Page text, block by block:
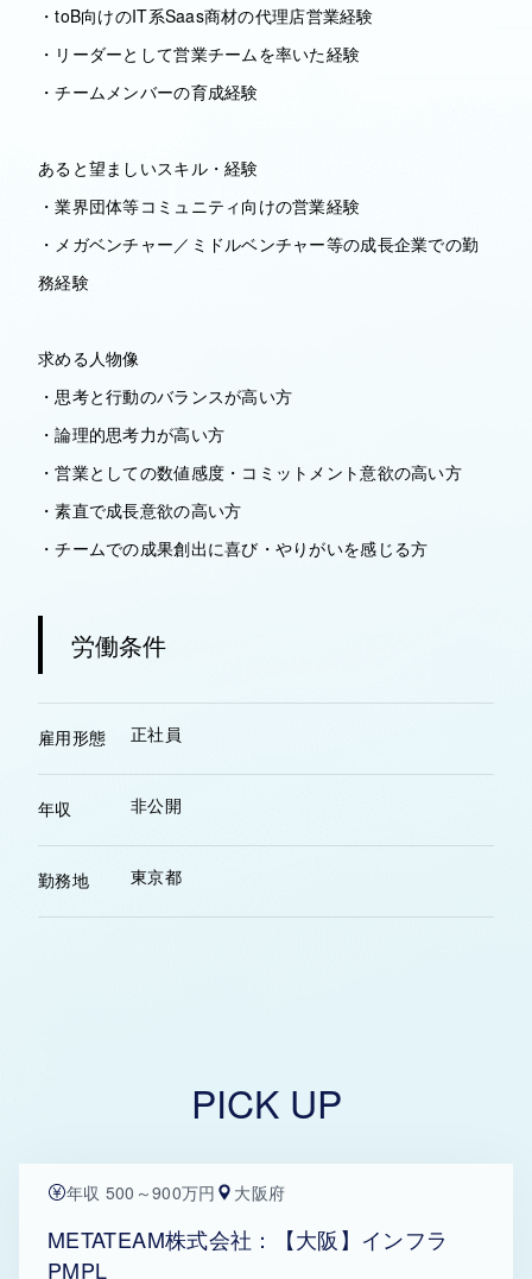
・toB向けのIT系Saas商材の代理店営業経験
・リーダーとして営業チームを率いた経験
・チームメンバーの育成経験
あると望ましいスキル・経験
・業界団体等コミュニティ向けの営業経験
・メガベンチャー／ミドルベンチャー等の成長企業での勤
務経験
求める人物像
・思考と行動のバランスが高い方
・論理的思考力が高い方
・営業としての数値感度・コミットメント意欲の高い方
・素直で成長意欲の高い方
・チームでの成果創出に喜び・やりがいを感じる方
労働条件
雇用形態 正社員
年収 非公開
勤務地 東京都
PICK UP
年収 500～900万円 大阪府
METATEAM株式会社：【大阪】インフラ
PMPL